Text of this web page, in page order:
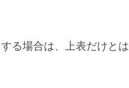
る場合は、上表だけと